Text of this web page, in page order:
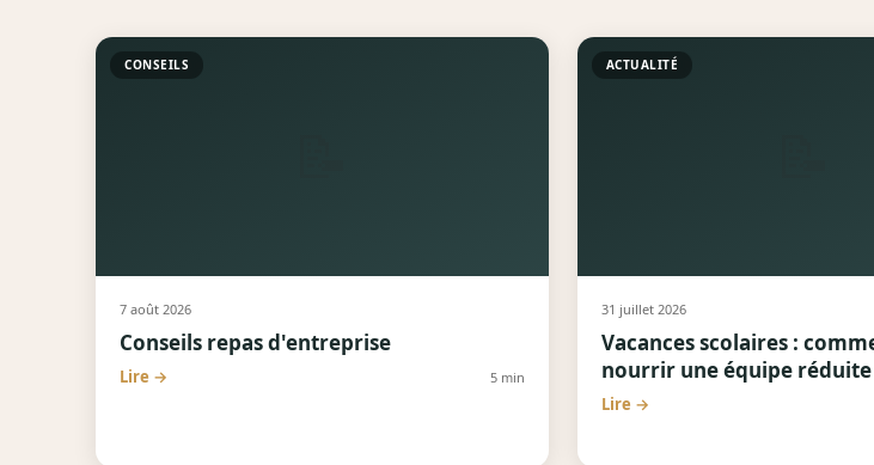
CONSEILS
7 août 2026
Conseils repas d'entreprise
Lire → 5min
ACTUALITÉ
31 juillet 2026
Vacances scolaires :
nourrir une équipe
Lire →